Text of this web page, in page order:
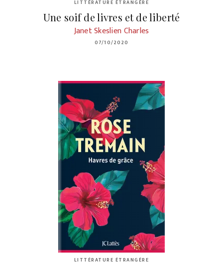
LITTÉRATURE ÉTRANGÈRE
Une soif de livres et de liberté
Janet Skeslien Charles
07/10/2020
LITTÉRATURE ÉTRANGÈRE